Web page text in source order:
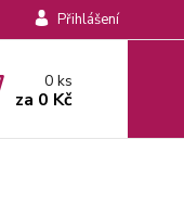
Přihlášení
0ks
za 0 Kč